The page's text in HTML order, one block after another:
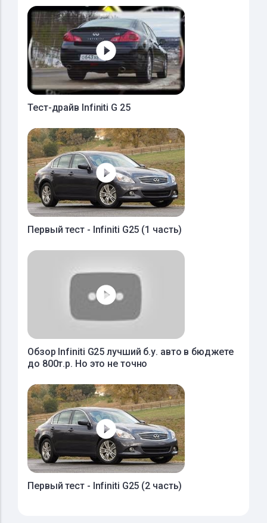
Тест-драйв Infiniti G 25
Первый тест - Infiniti G25 (1 часть)
Обзор Infiniti G25 лучший б.у. авто в бюджете
до 800т.р. Но это не точно
Первый тест - Infiniti G25 (2 часть)